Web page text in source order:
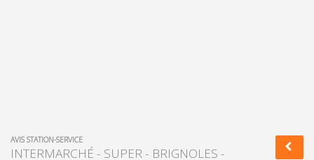
AVIS STATION-SERVICE
INTERMARCHÉ - SUPER - BRIGNOLES -